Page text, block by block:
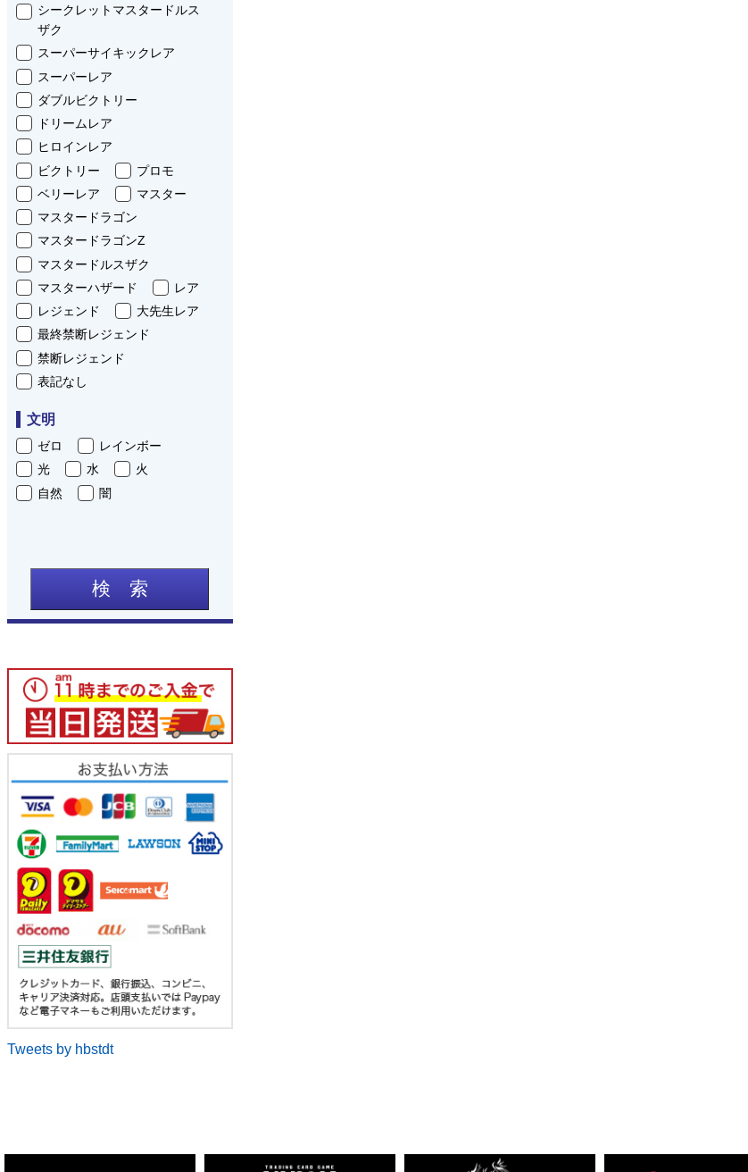
シークレットマスタードルス
ザク
スーパーサイキックレア
スーパーレア
ダブルビクトリー
ドリームレア
ヒロインレア
ビクトリー
プロモ
ベリーレア
マスター
マスタードラゴン
マスタードラゴンZ
マスタードルスザク
マスターハザード
レア
レジェンド
大先生レア
最終禁断レジェンド
禁断レジェンド
表記なし
文明
ゼロ
レインボー
光
水
火
自然
闇
検 索
Tweets by hbstdt